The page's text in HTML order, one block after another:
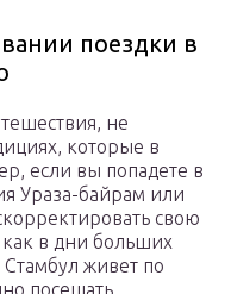
поездки в
не
которые в
если вы попадете в
Ураза-байрам или
свою
как в дни больших
живет по
посещать